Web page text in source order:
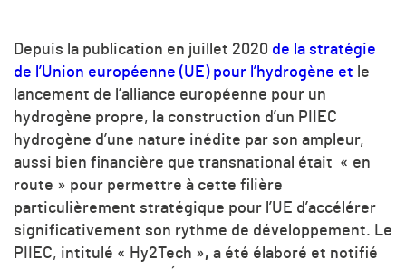
Depuis la publication en juillet 2020 de la stratégie
de l’Union européenne (UE) pour l’hydrogène et le
lancement de l’alliance européenne pour un
hydrogène propre, la construction d’un PIIEC
hydrogène d’une nature inédite par son ampleur,
aussi bien financière que transnational était « en
route » pour permettre à cette filière
particulièrement stratégique pour l’UE d’accélérer
significativement son rythme de développement. Le
PIIEC, intitulé « Hy2Tech », a été élaboré et notifié